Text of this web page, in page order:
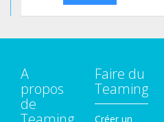
A
propos
de
Faire du
Teaming
Créer un